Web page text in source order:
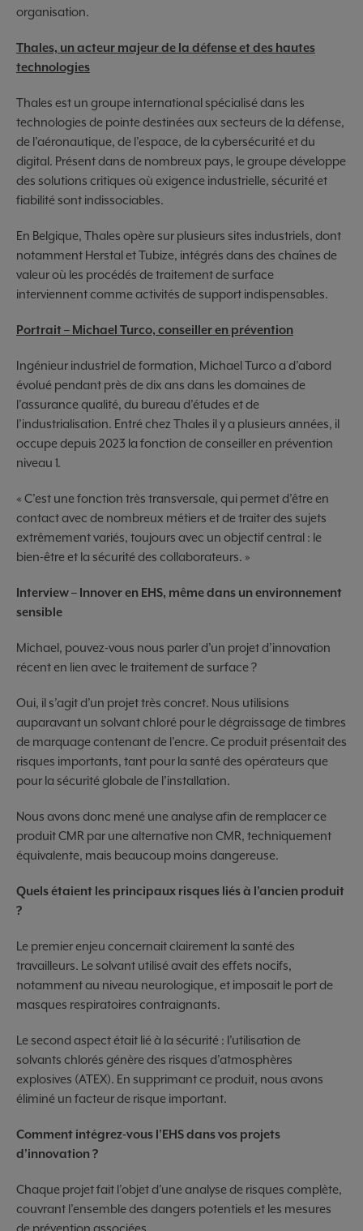
organisation.
Thales, un acteur majeur de la défense et des hautes
technologies
Thales est un groupe international spécialisé dans les
technologies de pointe destinées aux secteurs de la défense,
de l’aéronautique, de l’espace, de la cybersécurité et du
digital. Présent dans de nombreux pays, le groupe développe
des solutions critiques où exigence industrielle, sécurité et
fiabilité sont indissociables.
En Belgique, Thales opère sur plusieurs sites industriels, dont
notamment Herstal et Tubize, intégrés dans des chaînes de
valeur où les procédés de traitement de surface
interviennent comme activités de support indispensables.
Portrait – Michael Turco, conseiller en prévention
Ingénieur industriel de formation, Michael Turco a d’abord
évolué pendant près de dix ans dans les domaines de
l’assurance qualité, du bureau d’études et de
l’industrialisation. Entré chez Thales il y a plusieurs années, il
occupe depuis 2023 la fonction de conseiller en prévention
niveau 1.
« C’est une fonction très transversale, qui permet d’être en
contact avec de nombreux métiers et de traiter des sujets
extrêmement variés, toujours avec un objectif central : le
bien-être et la sécurité des collaborateurs. »
Interview – Innover en EHS, même dans un environnement
sensible
Michael, pouvez-vous nous parler d’un projet d’innovation
récent en lien avec le traitement de surface ?
Oui, il s’agit d’un projet très concret. Nous utilisions
auparavant un solvant chloré pour le dégraissage de timbres
de marquage contenant de l’encre. Ce produit présentait des
risques importants, tant pour la santé des opérateurs que
pour la sécurité globale de l’installation.
Nous avons donc mené une analyse afin de remplacer ce
produit CMR par une alternative non CMR, techniquement
équivalente, mais beaucoup moins dangereuse.
Quels étaient les principaux risques liés à l’ancien produit
?
Le premier enjeu concernait clairement la santé des
travailleurs. Le solvant utilisé avait des effets nocifs,
notamment au niveau neurologique, et imposait le port de
masques respiratoires contraignants.
Le second aspect était lié à la sécurité : l’utilisation de
solvants chlorés génère des risques d’atmosphères
explosives (ATEX). En supprimant ce produit, nous avons
éliminé un facteur de risque important.
Comment intégrez-vous l’EHS dans vos projets
d’innovation ?
Chaque projet fait l’objet d’une analyse de risques complète,
couvrant l’ensemble des dangers potentiels et les mesures
de prévention associées.